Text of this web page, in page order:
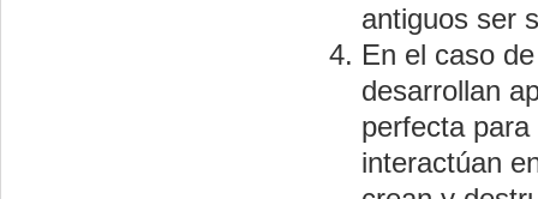
antiguos ser
En el caso
desarrollan
perfecta
interactúan